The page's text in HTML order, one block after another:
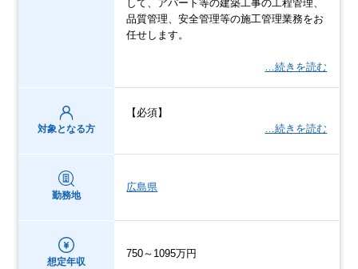
して、アパート等の建築工事の工程管理、
品質管理、安全管理等の施工管理業務をお
任せします。
…続きを読む
対象となる方
【必須】
…続きを読む
勤務地
広島県
想定年収
750～1095万円